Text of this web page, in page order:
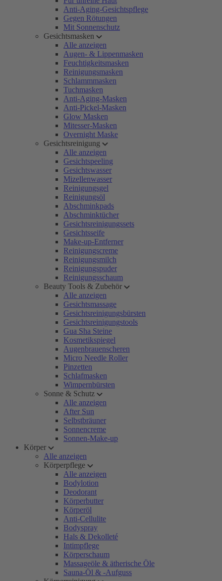
Anti-Aging-Gesichtspflege
Gegen Rötungen
Mit Sonnenschutz
Gesichtsmasken
Alle anzeigen
Augen- & Lippenmasken
Feuchtigkeitsmasken
Reinigungsmasken
Schlammmasken
Tuchmasken
Anti-Aging-Masken
Anti-Pickel-Masken
Glow Masken
Mitesser-Masken
Overnight Maske
Gesichtsreinigung
Alle anzeigen
Gesichtspeeling
Gesichtswasser
Mizellenwasser
Reinigungsgel
Reinigungsöl
Abschminkpads
Abschminktücher
Gesichtsreinigungssets
Gesichtsseife
Make-up-Entferner
Reinigungscreme
Reinigungsmilch
Reinigungspuder
Reinigungsschaum
Beauty Tools & Zubehör
Alle anzeigen
Gesichtsmassage
Gesichtsreinigungsbürsten
Gesichtsreinigungstools
Gua Sha Steine
Kosmetikspiegel
Augenbrauenscheren
Micro Needle Roller
Pinzetten
Schlafmasken
Wimpernbürsten
Sonne & Schutz
Alle anzeigen
After Sun
Selbstbräuner
Sonnencreme
Sonnen-Make-up
Körper
Alle anzeigen
Körperpflege
Alle anzeigen
Bodylotion
Deodorant
Körperbutter
Körperöl
Anti-Cellulite
Bodyspray
Hals & Dekolleté
Intimpflege
Körperschaum
Massageöle & ätherische Öle
Sauna-Öl & -Aufguss